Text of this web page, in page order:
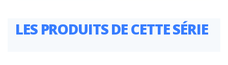
LES PRODUITS DE CETTE SÉRIE